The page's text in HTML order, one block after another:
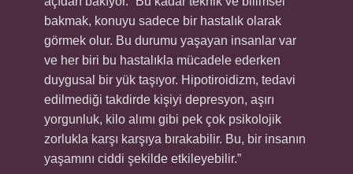
bakmak, konuyu sadece bir hastalık olarak
görmek olur. Bu durumu yaşayan insanlar var
ve her biri bu hastalıkla mücadele ederken
duygusal bir yük taşıyor. Hipotiroidizm, tedavi
edilmediği takdirde kişiyi depresyon, aşırı
yorgunluk, kilo alımı gibi pek çok psikolojik
zorlukla karşı karşıya bırakabilir. Bu, bir insanın
yaşamını ciddi şekilde etkileyebilir.”